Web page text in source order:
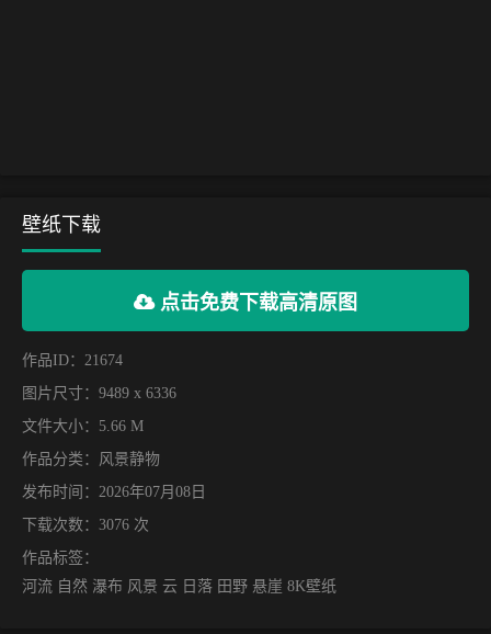
壁纸下载
点击免费下载高清原图
作品ID：21674
图片尺寸：9489 x 6336
文件大小：5.66 M
作品分类： 风景静物
发布时间：2026年07月08日
下载次数：3076 次
作品标签：
河流 自然 瀑布 风景 云 日落 田野 悬崖 8K壁纸